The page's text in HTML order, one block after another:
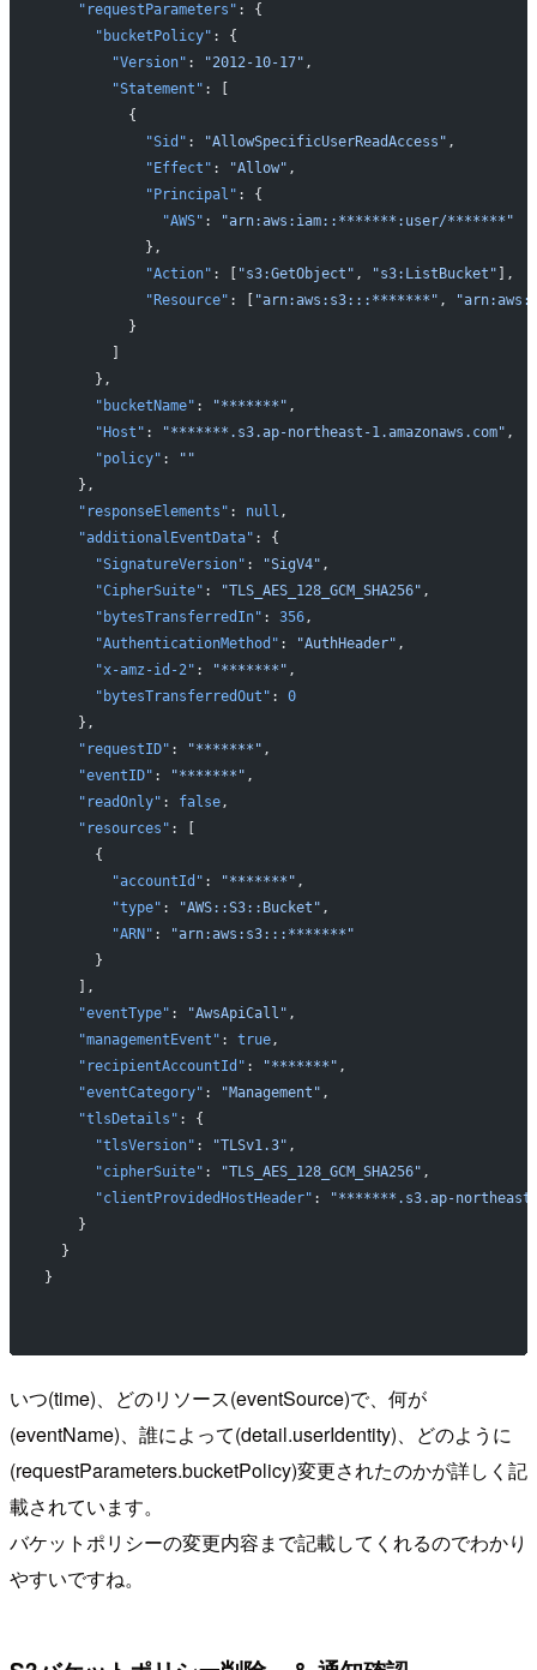
    "requestParameters"
: {
      "bucketPolicy"
: {
        "Version"
: "2012-10-17" ,
        "Statement"
: [
          {
            "Sid"
: "AllowSpecificUserReadAccess" ,
            "Effect"
: "Allow" ,
            "Principal"
: {
              "AWS"
:
"arn:aws:iam::*******:user/*******"
            },
            "Action"
: [ "s3:GetObject" , "s3:ListBucket" ],
            "Resource"
: [ "arn:aws:s3:::*******" ,
          }
      },
      "bucketName"
: "*******" ,
      "Host"
: "*******.s3.ap-northeast-1.amazonaws.com" ,
      "policy"
:
""
    },
    "responseElements"
: null ,
    "additionalEventData"
: {
      "SignatureVersion"
: "SigV4" ,
      "CipherSuite"
: "TLS_AES_128_GCM_SHA256" ,
      "bytesTransferredIn"
: 356,
      "AuthenticationMethod"
: "AuthHeader" ,
      "x-amz-id-2"
: "*******" ,
      "bytesTransferredOut"
: 0
    },
    "requestID"
: "*******" ,
    "eventID"
: "*******" ,
    "readOnly"
: false,
    "resources"
: [
      {
        "accountId"
: "*******" ,
        "type"
: "AWS::S3::Bucket" ,
        "ARN"
:
"arn:aws:s3:::*******"
      }
    ],
    "eventType"
: "AwsApiCall" ,
    "managementEvent"
: true,
    "recipientAccountId"
: "*******" ,
    "eventCategory"
: "Management" ,
    "tlsDetails"
: {
      "tlsVersion"
: "TLSv1.3" ,
      "cipherSuite"
: "TLS_AES_128_GCM_SHA256" ,
      "clientProvidedHostHeader"
:
"*******.s3.ap-northeast-
    }
  }
}
いつ(time)、どのリソース(eventSource)で、何が
(eventName)、誰によって(detail.userIdentity)、どのように
(requestParameters.bucketPolicy)変更されたのかが詳しく記
載されています。
バケットポリシーの変更内容まで記載してくれるのでわかり
やすいですね。